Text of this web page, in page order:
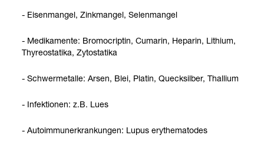
- Eisen­man­gel, Zink­man­gel, Selen­man­gel
- Medi­ka­mente: Bro­mocrip­tin, Cuma­rin, Hepa­rin, Lithium,
Thy­reo­sta­tika, Zyto­sta­tika
- Schwer­me­talle: Arsen, Blei, Pla­tin, Queck­sil­ber, Thal­lium
- Infek­tio­nen: z.B. Lues
- Auto­im­mun­erkran­kun­gen: Lupus ery­the­ma­to­des